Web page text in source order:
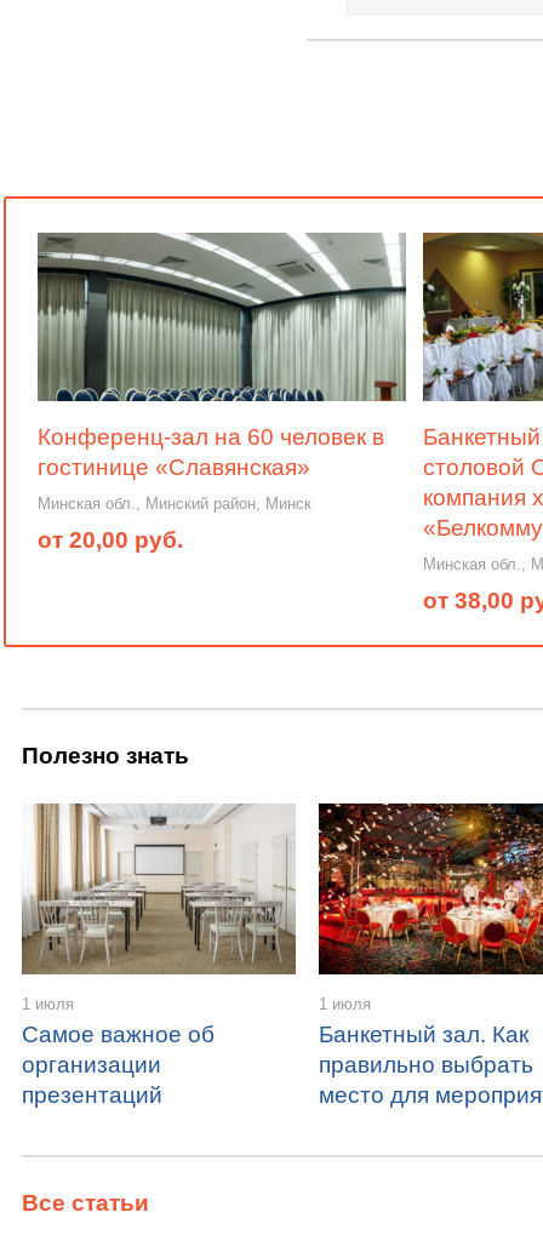
Конференц-зал на 60 человек в
гостинице «Славянская»
Минская обл., Минский район, Минск
от 20,00 руб.
столовой
компания
Минская обл.,
от 38,00
Полезно знать
1 июля
Самое важное об
организации
презентаций
1 июля
Банкетный зал. Как
правильно выбрать
место для
Все статьи